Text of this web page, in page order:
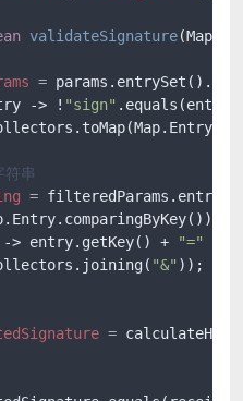
validateSignature(Map
=
-> !
"sign"
串
=
> entry.getKey() +
"="
"&" ));
=